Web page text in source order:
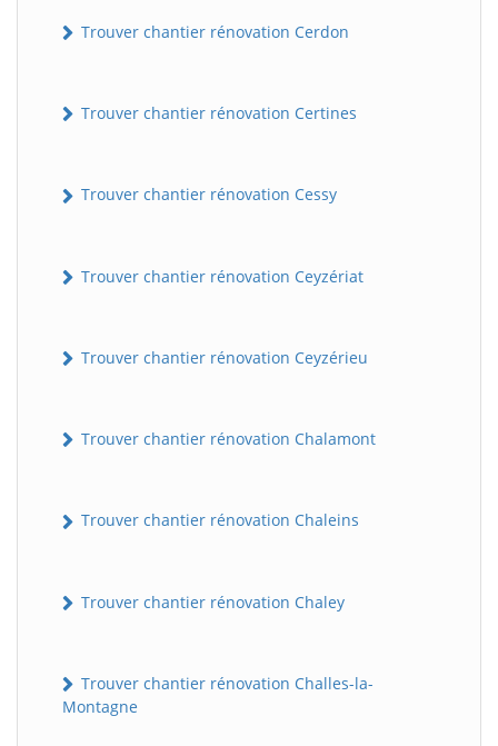
Trouver chantier rénovation Cerdon
Trouver chantier rénovation Certines
Trouver chantier rénovation Cessy
Trouver chantier rénovation Ceyzériat
Trouver chantier rénovation Ceyzérieu
Trouver chantier rénovation Chalamont
Trouver chantier rénovation Chaleins
Trouver chantier rénovation Chaley
Trouver chantier rénovation Challes-la-
Montagne